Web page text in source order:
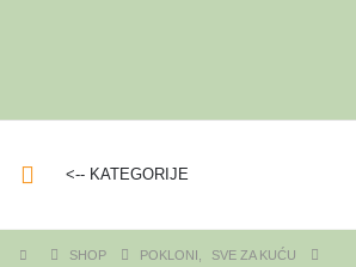
<-- KATEGORIJE
SHOP POKLONI
SVE ZA KUĆU